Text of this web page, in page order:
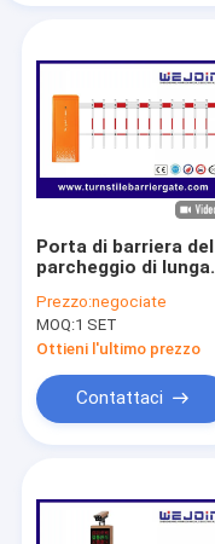
Porta di barriera del
parcheggio di lunga
funzionamento di
1,5-6s e materiale di
alloggiamento in
acciaio
Prezzo:negociate
MOQ:1 SET
Ottieni l'ultimo prezzo
Contattaci